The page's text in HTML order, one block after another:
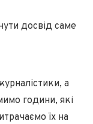
досвід саме
а
години, які
їх на